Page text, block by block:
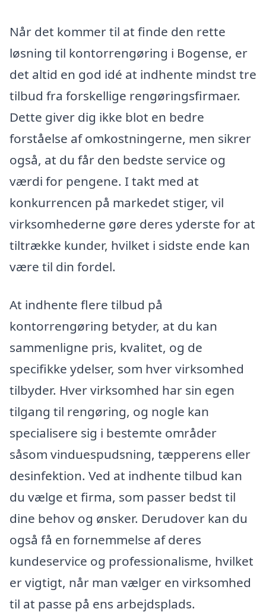
Når det kommer til at finde den rette
løsning til kontorrengøring i Bogense, er
det altid en god idé at indhente mindst tre
tilbud fra forskellige rengøringsfirmaer.
Dette giver dig ikke blot en bedre
forståelse af omkostningerne, men sikrer
også, at du får den bedste service og
værdi for pengene. I takt med at
konkurrencen på markedet stiger, vil
virksomhederne gøre deres yderste for at
tiltrække kunder, hvilket i sidste ende kan
være til din fordel.
At indhente flere tilbud på
kontorrengøring betyder, at du kan
sammenligne pris, kvalitet, og de
specifikke ydelser, som hver virksomhed
tilbyder. Hver virksomhed har sin egen
tilgang til rengøring, og nogle kan
specialisere sig i bestemte områder
såsom vinduespudsning, tæpperens eller
desinfektion. Ved at indhente tilbud kan
du vælge et firma, som passer bedst til
dine behov og ønsker. Derudover kan du
også få en fornemmelse af deres
kundeservice og professionalisme, hvilket
er vigtigt, når man vælger en virksomhed
til at passe på ens arbejdsplads.